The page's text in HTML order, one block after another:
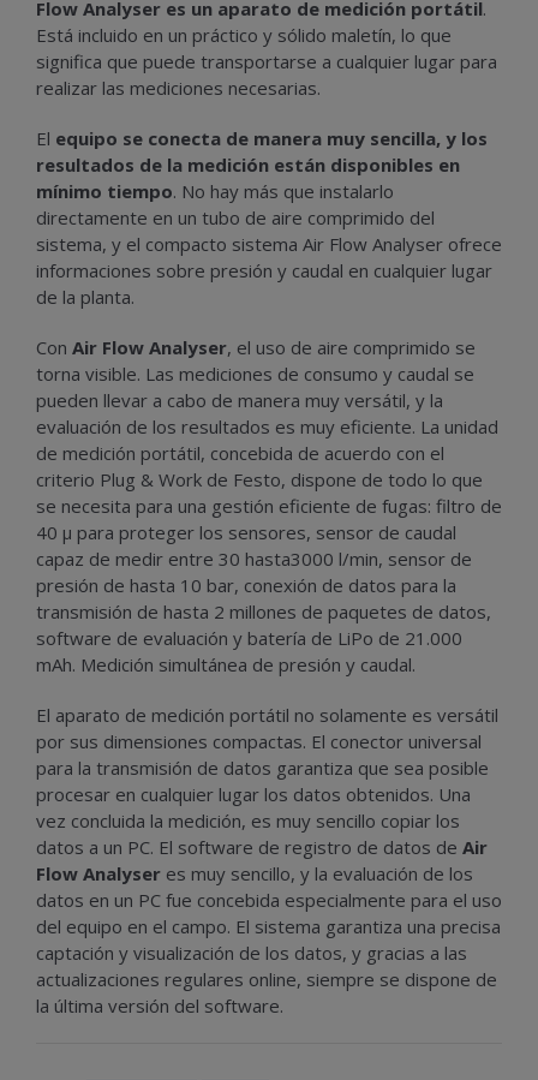
Flow Analyser es un aparato de medición portátil.
Está incluido en un práctico y sólido maletín, lo que
significa que puede transportarse a cualquier lugar para
realizar las mediciones necesarias.
El equipo se conecta de manera muy sencilla, y los
resultados de la medición están disponibles en
mínimo tiempo. No hay más que instalarlo
directamente en un tubo de aire comprimido del
sistema, y el compacto sistema Air Flow Analyser ofrece
informaciones sobre presión y caudal en cualquier lugar
de la planta.
Con Air Flow Analyser, el uso de aire comprimido se
torna visible. Las mediciones de consumo y caudal se
pueden llevar a cabo de manera muy versátil, y la
evaluación de los resultados es muy eficiente. La unidad
de medición portátil, concebida de acuerdo con el
criterio Plug & Work de Festo, dispone de todo lo que
se necesita para una gestión eficiente de fugas: filtro de
40 µ para proteger los sensores, sensor de caudal
capaz de medir entre 30 hasta3000 l/min, sensor de
presión de hasta 10 bar, conexión de datos para la
transmisión de hasta 2 millones de paquetes de datos,
software de evaluación y batería de LiPo de 21.000
mAh. Medición simultánea de presión y caudal.
El aparato de medición portátil no solamente es versátil
por sus dimensiones compactas. El conector universal
para la transmisión de datos garantiza que sea posible
procesar en cualquier lugar los datos obtenidos. Una
vez concluida la medición, es muy sencillo copiar los
datos a un PC. El software de registro de datos de Air
Flow Analyser es muy sencillo, y la evaluación de los
datos en un PC fue concebida especialmente para el uso
del equipo en el campo. El sistema garantiza una precisa
captación y visualización de los datos, y gracias a las
actualizaciones regulares online, siempre se dispone de
la última versión del software.